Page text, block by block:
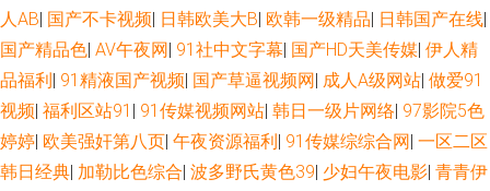
人AB| 国产不卡视频| 日韩欧美大B| 欧韩一级精品| 日韩国产在线|
国产精品色| AV午夜网| 91社中文字幕| 国产HD天美传媒| 伊人精
品福利| 91精液国产视频| 国产草逼视频网| 成人A级网站| 做爱91
视频| 福利区站91 | 91传媒视频网站| 韩日一级片网络| 97影院5色
婷婷| 欧美强奸第八页| 午夜资源福利| 91传媒综综合网| 一区二区
韩日经典| 加勒比色综合| 波多野氏黄色39| 少妇午夜电影| 青青伊